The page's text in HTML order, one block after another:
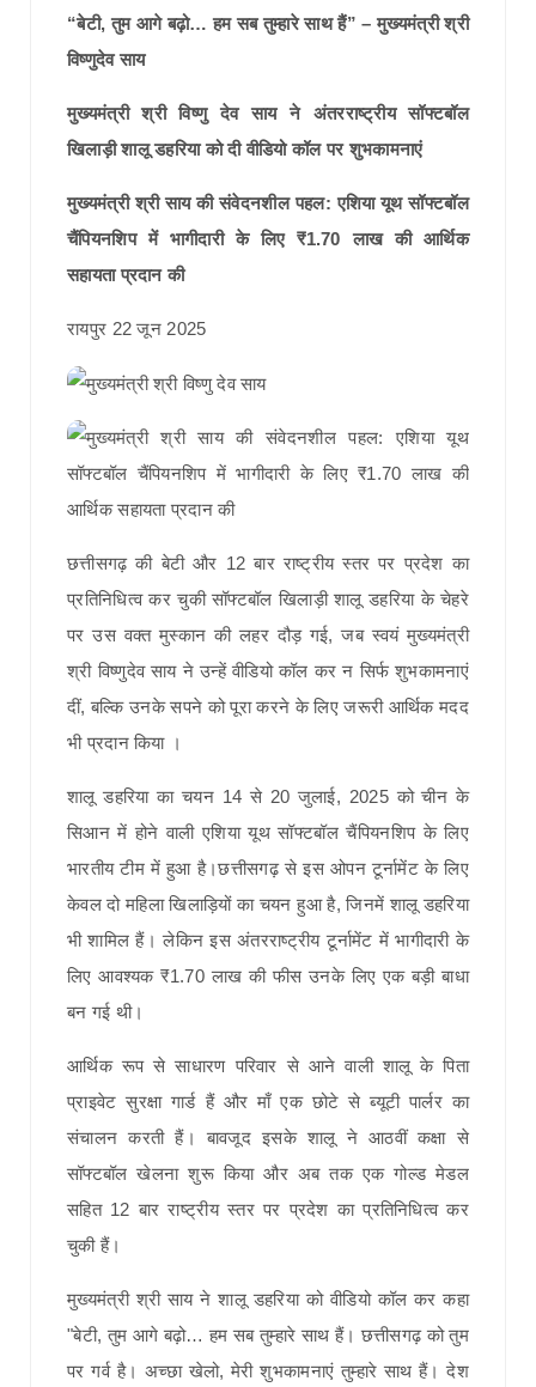
“बेटी, तुम आगे बढ़ो… हम सब तुम्हारे साथ हैं” – मुख्यमंत्री श्री
विष्णुदेव साय
मुख्यमंत्री श्री विष्णु देव साय ने अंतरराष्ट्रीय सॉफ्टबॉल
खिलाड़ी शालू डहरिया को दी वीडियो कॉल पर शुभकामनाएं
मुख्यमंत्री श्री साय की संवेदनशील पहल: एशिया यूथ सॉफ्टबॉल
चैंपियनशिप में भागीदारी के लिए ₹1.70 लाख की आर्थिक
सहायता प्रदान की
रायपुर 22 जून 2025
छत्तीसगढ़ की बेटी और 12 बार राष्ट्रीय स्तर पर प्रदेश का
प्रतिनिधित्व कर चुकी सॉफ्टबॉल खिलाड़ी शालू डहरिया के चेहरे
पर उस वक्त मुस्कान की लहर दौड़ गई, जब स्वयं मुख्यमंत्री
श्री विष्णुदेव साय ने उन्हें वीडियो कॉल कर न सिर्फ शुभकामनाएं
दीं, बल्कि उनके सपने को पूरा करने के लिए जरूरी आर्थिक मदद
भी प्रदान किया ।
शालू डहरिया का चयन 14 से 20 जुलाई, 2025 को चीन के
सिआन में होने वाली एशिया यूथ सॉफ्टबॉल चैंपियनशिप के लिए
भारतीय टीम में हुआ है।छत्तीसगढ़ से इस ओपन टूर्नामेंट के लिए
केवल दो महिला खिलाड़ियों का चयन हुआ है, जिनमें शालू डहरिया
भी शामिल हैं। लेकिन इस अंतरराष्ट्रीय टूर्नामेंट में भागीदारी के
लिए आवश्यक ₹1.70 लाख की फीस उनके लिए एक बड़ी बाधा
बन गई थी।
आर्थिक रूप से साधारण परिवार से आने वाली शालू के पिता
प्राइवेट सुरक्षा गार्ड हैं और माँ एक छोटे से ब्यूटी पार्लर का
संचालन करती हैं। बावजूद इसके शालू ने आठवीं कक्षा से
सॉफ्टबॉल खेलना शुरू किया और अब तक एक गोल्ड मेडल
सहित 12 बार राष्ट्रीय स्तर पर प्रदेश का प्रतिनिधित्व कर
चुकी हैं।
मुख्यमंत्री श्री साय ने शालू डहरिया को वीडियो कॉल कर कहा
"बेटी, तुम आगे बढ़ो… हम सब तुम्हारे साथ हैं। छत्तीसगढ़ को तुम
पर गर्व है। अच्छा खेलो, मेरी शुभकामनाएं तुम्हारे साथ हैं। देश